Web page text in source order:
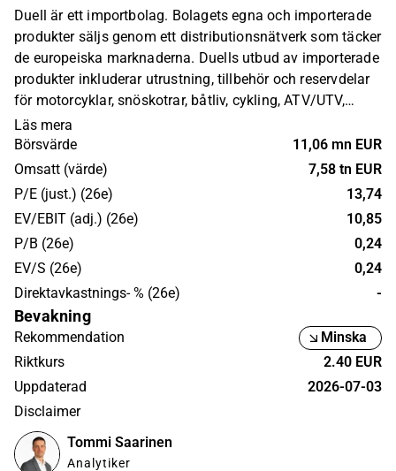
Duell är ett importbolag. Bolagets egna och importerade
produkter säljs genom ett distributionsnätverk som täcker
de europeiska marknaderna. Duells utbud av importerade
produkter inkluderar utrustning, tillbehör och reservdelar
för motorcyklar, snöskotrar, båtliv, cykling, ATV/UTV,
mopeder och skotrar. Bolaget grundades 1983 och har
sitt huvudkontor i Mustasaari, Finland.
Läs mera
Börsvärde
11,06 mn EUR
Omsatt (värde)
7,58 tn EUR
P/E (just.) (26e)
13,74
EV/EBIT (adj.) (26e)
10,85
P/B (26e)
0,24
EV/S (26e)
0,24
Direktavkastnings- % (26e)
-
Bevakning
Rekommendation
Minska
Riktkurs
2.40 EUR
Uppdaterad
2026-07-03
Disclaimer
Tommi Saarinen
Analytiker